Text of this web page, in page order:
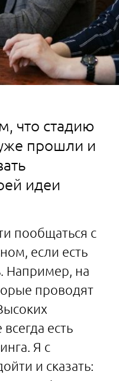
что стадию
прошли и
идеи
пообщаться с
если есть
Например, на
проводят
есть
Я с
и сказать: